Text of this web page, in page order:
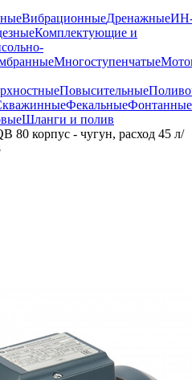
ВибрационныеДренажные
Комплектующие и
Многоступенчатые
Повысительные
ФекальныеФонтанные
Шланги и полив
80 корпус - чугун, расход 45 л/